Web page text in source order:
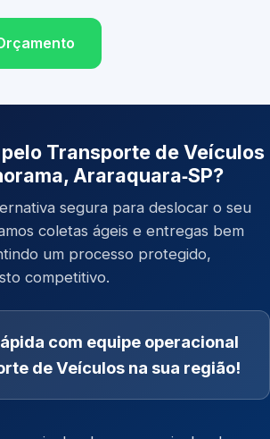
Transporte de Veículos
Araraquara‑SP?
segura para deslocar o seu
coletas ágeis e entregas bem
um processo protegido,
competitivo.
com equipe operacional
de Veículos na sua região!